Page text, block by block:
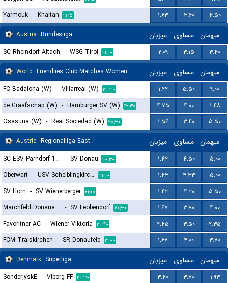
Yarmouk - Khaitan ۲۱:۱۵ ۱.۶۳ ۳.۶۰
۴.۵۰
Austria Bundesliga میزبان مساوی میهمان
SC Rheindorf Altach - WSG Tirol ۲۱:۰۰ ۲.۰۹ ۳.۱۵
۳.۴۰
World Friendlies Club Matches Women میزبان مساوی میهمان
FC Badalona (W) - Villarreal (W) ۲۰:۳۰ ۱.۲۲ ۵.۵۰
۹.۰۰
de Graafschap (W) - Hamburger SV (W) ۱۳:۳۰ ۴.۷۵ ۴.۰۰
۱.۴۸
Osasuna (W) - Real Sociedad (W) ۲۰:۳۰ ۱.۵۶ ۳.۴۰
۵.۵۰
Austria Regionalliga East میزبان مساوی میهمان
SC ESV Parndorf 1919 - SV Donau ۲۰:۳۰ ۱.۴۲ ۴.۵۰
۵.۰۰
Oberwart - USV Scheiblingkirchen ۲۱:۰۰ ۱.۴۳ ۴.۳۳
۵.۰۰
SV Horn - SV Wienerberger ۲۱:۰۰ ۱.۴۳ ۴.۲۰
۵.۵۰
Marchfeld Donauauen
- SV Leobendorf ۲۰:۳۰ ۱.۶۷ ۳.۸۰
۴.۰۰
Favoritner AC - Wiener Viktoria ۲۰:۴۰ ۲.۴۵ ۳.۵۰
۲.۳۵
FCM Traiskirchen - SR Donaufeld ۲۱:۰۰ ۱.۶۷ ۴.۰۰
۳.۷۰
Denmark Superliga میزبان مساوی میهمان
SonderjyskE - Viborg FF ۲۰:۳۰ ۳.۴۰ ۳.۷۰
۱.۹۳